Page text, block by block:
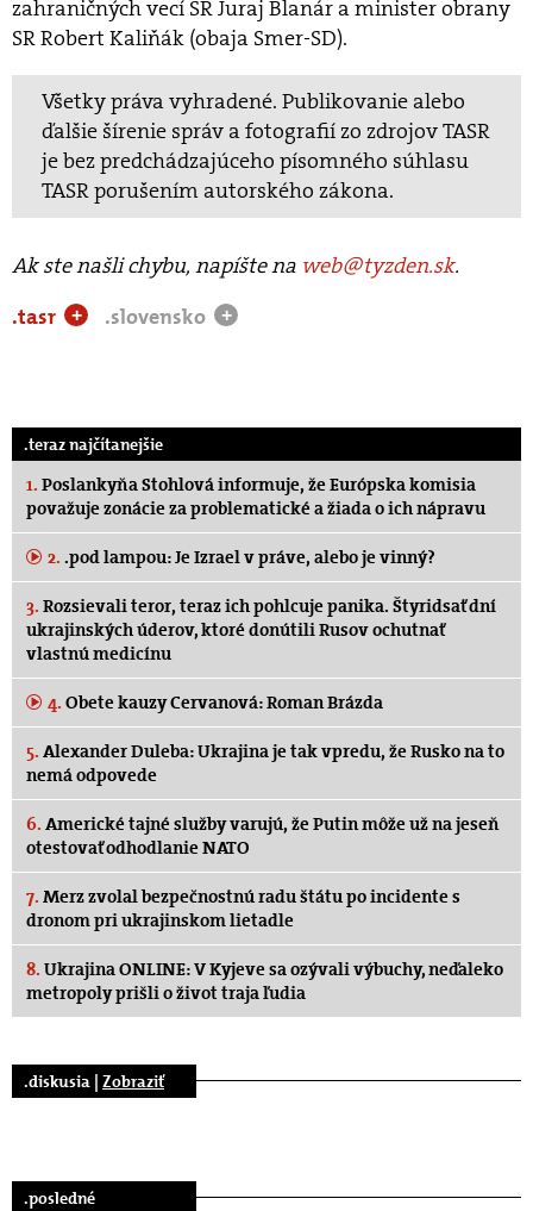
zahraničných vecí SR Juraj Blanár a minister obrany
SR Robert Kaliňák (obaja Smer-SD).
Všetky práva vyhradené. Publikovanie alebo
ďalšie šírenie správ a fotografií zo zdrojov TASR
je bez predchádzajúceho písomného súhlasu
TASR porušením autorského zákona.
Ak ste našli chybu, napíšte na web@tyzden.sk.
.tasr
+ .slovensko +
.teraz najčítanejšie
1. Poslankyňa Stohlová informuje, že Európska komisia
považuje zonácie za problematické a žiada o ich nápravu
2. .pod lampou: Je Izrael v práve, alebo je vinný?
3. Rozsievali teror, teraz ich pohlcuje panika. Štyridsať dní
ukrajinských úderov, ktoré donútili Rusov ochutnať
vlastnú medicínu
4. Obete kauzy Cervanová: Roman Brázda
5. Alexander Duleba: Ukrajina je tak vpredu, že Rusko na to
nemá odpovede
6. Americké tajné služby varujú, že Putin môže už na jeseň
otestovať odhodlanie NATO
7. Merz zvolal bezpečnostnú radu štátu po incidente s
dronom pri ukrajinskom lietadle
8. Ukrajina ONLINE: V Kyjeve sa ozývali výbuchy, neďaleko
metropoly prišli o život traja ľudia
.diskusia | Zobraziť
.posledné